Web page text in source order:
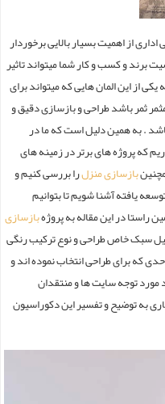
از اهمیت بسیار بالایی برخوردار
برند و کسب و کار شما میتواند تاثیر
از این المان هایی که میتواند برای
ثمر باشد طراحی و بازسازی دقیق و
. به همین دلیل است که ما در
که پروژه های برتر در زمینه های
بازسازی منزلرا بررسی کنیم و
یافته آشنا شویم تا بتوانیم
راستا در این مقاله به پروژهبازسازی
سبک خاص طراحی و نوع ترکیب رنگی
که برای طراحی انتخاب نموده اند و
توجه سایت ها و منتقدان
به توضیح و تفسیر این دکوراسیون